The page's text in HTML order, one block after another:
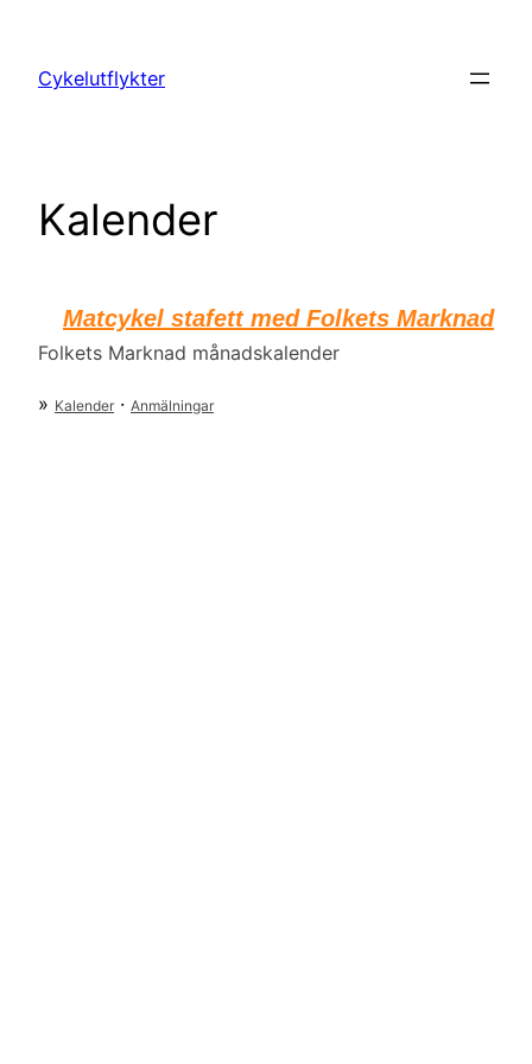
innehåll
Cykelutflykter
Kalender
Matcykel stafett med Folkets Marknad
Folkets Marknad månadskalender
» Kalender · Anmälningar